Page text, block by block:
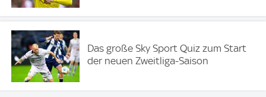
Das große Sky Sport Quiz zum Start
der neuen Zweitliga-Saison